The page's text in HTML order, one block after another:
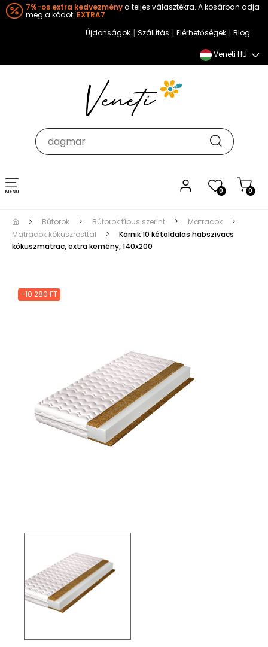
7%-os extra kedvezménya teljes választékra. A kosárban adja
meg a kódot: EXTRA7
Újdonságok | Szállítás | Elérhetőségek | Blog
Veneti HU
0 0
Toggle
navigation
Bútorok Bútorok típus szerint
Matracok
Matracok kókuszrosttal
Karnik 10 kétoldalas habszivacs
kókuszmatrac, extra kemény, 140x200
-10 280 FT